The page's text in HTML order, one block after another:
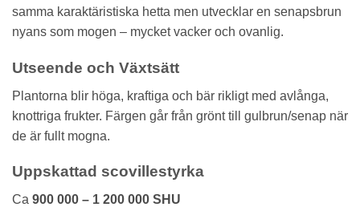
samma karaktäristiska hetta men utvecklar en senapsbrun
nyans som mogen – mycket vacker och ovanlig.
Utseende och Växtsätt
Plantorna blir höga, kraftiga och bär rikligt med avlånga,
knottriga frukter. Färgen går från grönt till gulbrun/senap när
de är fullt mogna.
Uppskattad scovillestyrka
Ca 900 000 – 1 200 000 SHU